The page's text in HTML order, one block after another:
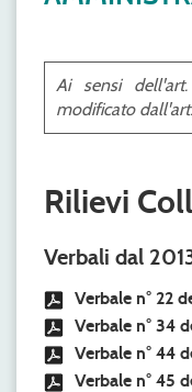
Ai sensi
modificato
Rilievi
Verbali dal
Verbale n° 22
Verbale n° 34
Verbale n° 44
Verbale n° 45